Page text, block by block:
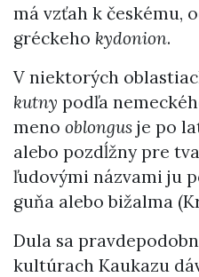
má vzťah k českému,
gréckeho kydonion.
V niektorých
kutny podľa
meno oblongus je po
alebo pozdĺžny pre
ľudovými názvami ju
guňa alebo bižalma
Dula sa
kultúrach Kaukazu